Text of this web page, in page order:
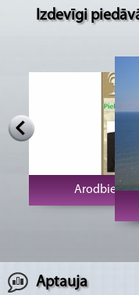
Izdevīgi
Kolkas
Aptauja